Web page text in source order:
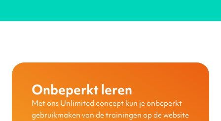
Onbeperkt leren
Met ons Unlimited concept kun je onbeperkt
gebruikmaken van de trainingen op de website